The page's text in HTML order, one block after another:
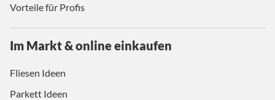
Vorteile für Profis
Im Markt & online einkaufen
Fliesen Ideen
Parkett Ideen